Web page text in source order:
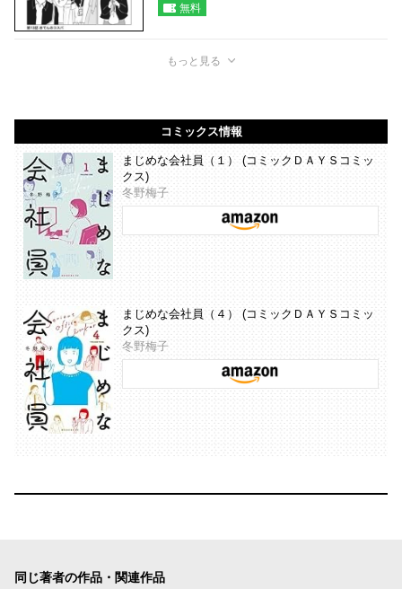
無料
もっと見る
コミックス情報
まじめな会社員（１） (コミックＤＡＹＳコミッ
クス)
冬野梅子
まじめな会社員（４） (コミックＤＡＹＳコミッ
クス)
冬野梅子
同じ著者の作品・関連作品